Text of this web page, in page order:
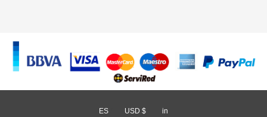
ES USD $ in